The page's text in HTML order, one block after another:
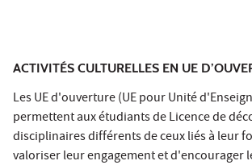
ACTIVITÉS CULTURELLES EN UE
Les UE d'ouverture (UE pour Unité
permettent aux étudiants de Licence de
disciplinaires différents de ceux liés à leur
valoriser leur engagement et d'encourager